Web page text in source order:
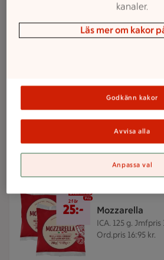
Lägg i
Cookies
Bonjour. 60 g.
25:-
Lägg i
Mozzarella
ICA. 125 g. Jmfpris
Ord.pris 16:95 kr.
2 för 25 kr
2 för
25:-
kanaler.
Läs mer om kakor
Godkänn kakor
Avvisa alla
Anpassa val